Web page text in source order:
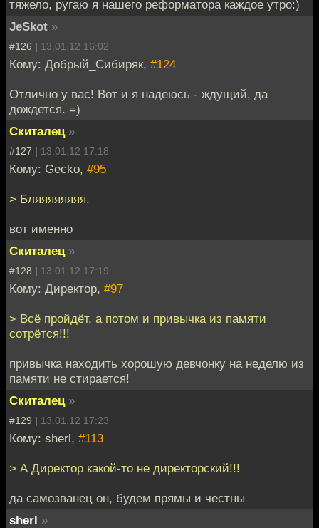
тяжело, ругаю я нашего реформатора каждое утро:)
JeSkot »
#126 | 13.01.12 16:02
Кому: Добрый_Сибиряк, #124
Отлично у вас! Вот и я надеюсь - ждущий, да
дождется. =)
Скиталец »
#127 | 13.01.12 17:18
Кому: Gecko, #95
> Бляяяяяяяя.
вот именно
Скиталец »
#128 | 13.01.12 17:19
Кому: Директор, #97
> Всё пройдёт, а потом и привычка из памяти
сотрётся!!!
привычка находить хорошую девчонку на неделю из
памяти не стирается!
Скиталец »
#129 | 13.01.12 17:23
Кому: sherl, #113
> А Директор какой-то не директорский!!!
да самозванец он, будем прямы и честны
sherl »